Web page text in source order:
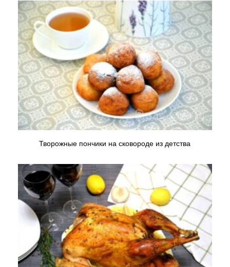
Творожные пончики на сковороде из детства